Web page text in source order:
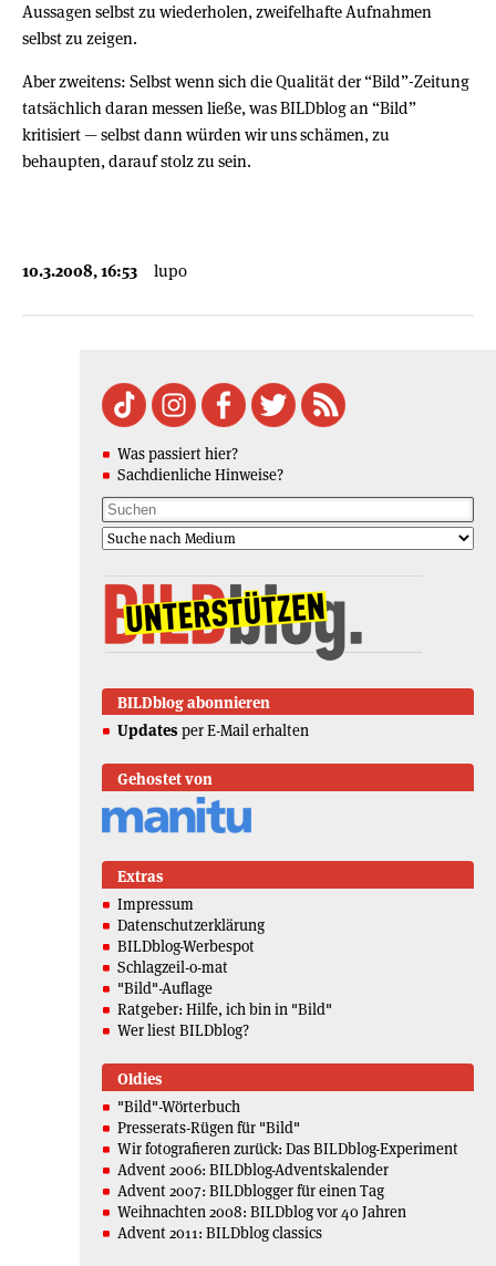
Aussagen selbst zu wiederholen, zweifelhafte Aufnahmen
selbst zu zeigen.
Aber zweitens: Selbst wenn sich die Qualität der “Bild”-Zeitung
tatsächlich daran messen ließe, was BILDblog an “Bild”
kritisiert — selbst dann würden wir uns schämen, zu
behaupten, darauf stolz zu sein.
10.3.2008, 16:53 lupo
Was passiert hier?
Sachdienliche Hinweise?
BILDblog abonnieren
Updates per E-Mail erhalten
Gehostet von
Extras
Impressum
Datenschutzerklärung
BILDblog-Werbespot
Schlagzeil-o-mat
"Bild"-Auflage
Ratgeber: Hilfe, ich bin in "Bild"
Wer liest BILDblog?
Oldies
"Bild"-Wörterbuch
Presserats-Rügen für "Bild"
Wir fotografieren zurück: Das BILDblog-Experiment
Advent 2006: BILDblog-Adventskalender
Advent 2007: BILDblogger für einen Tag
Weihnachten 2008: BILDblog vor 40 Jahren
Advent 2011: BILDblog classics